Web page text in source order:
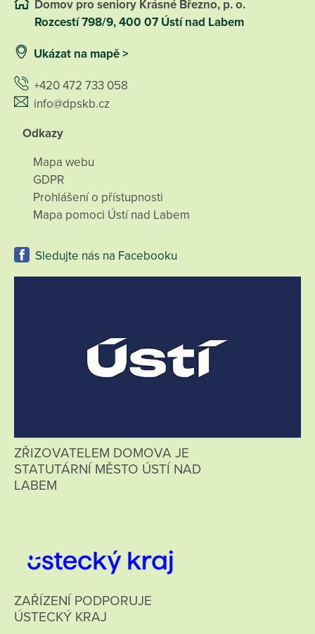
Domov pro seniory Krásné Březno, p. o.
Rozcestí 798/9, 400 07 Ústí nad Labem
Ukázat na mapě >
+420 472 733 058
info@dpskb.cz
Odkazy
Mapa webu
GDPR
Prohlášení o přístupnosti
Mapa pomoci Ústí nad Labem
Sledujte nás na Facebooku
ZŘIZOVATELEM DOMOVA JE
STATUTÁRNÍ MĚSTO ÚSTÍ NAD
LABEM
ZAŘÍZENÍ PODPORUJE
ÚSTECKÝ KRAJ